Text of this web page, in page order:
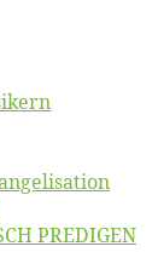
PREDIGEN